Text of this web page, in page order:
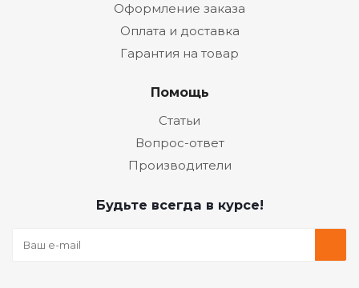
Оформление заказа
Оплата и доставка
Гарантия на товар
Помощь
Статьи
Вопрос-ответ
Производители
Будьте всегда в курсе!